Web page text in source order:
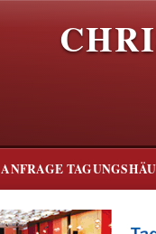
ANFRAGE